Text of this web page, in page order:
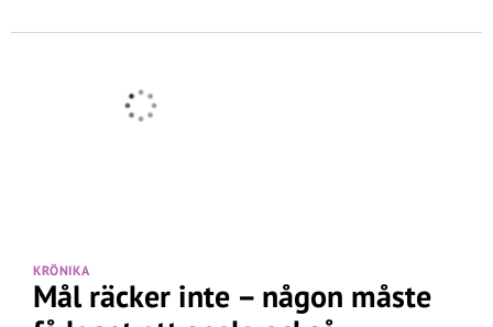
KRÖNIKA
Mål räcker inte – någon måste